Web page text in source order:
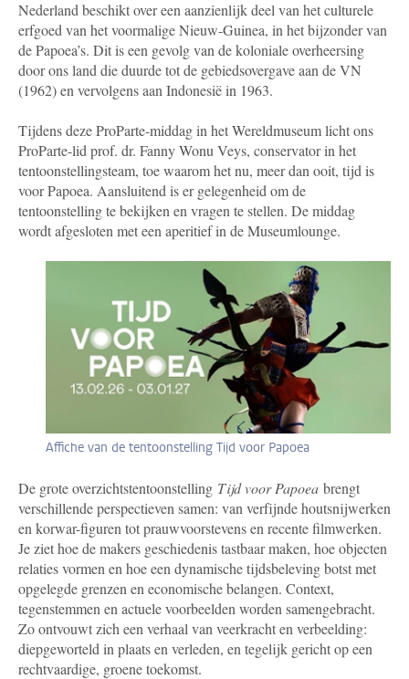
Nederland beschikt over een aanzienlijk deel van het culturele
erfgoed van het voormalige Nieuw-Guinea, in het bijzonder van
de Papoea’s. Dit is een gevolg van de koloniale overheersing
door ons land die duurde tot de gebiedsovergave aan de VN
(1962) en vervolgens aan Indonesië in 1963.
Tijdens deze ProParte-middag in het Wereldmuseum licht ons
ProParte-lid prof. dr. Fanny Wonu Veys, conservator in het
tentoonstellingsteam, toe waarom het nu, meer dan ooit, tijd is
voor Papoea. Aansluitend is er gelegenheid om de
tentoonstelling te bekijken en vragen te stellen. De middag
wordt afgesloten met een aperitief in de Museumlounge.
Affiche van de tentoonstelling Tijd voor Papoea
De grote overzichtstentoonstelling Tijd voor Papoea brengt
verschillende perspectieven samen: van verfijnde houtsnijwerken
en korwar-figuren tot prauwvoorstevens en recente filmwerken.
Je ziet hoe de makers geschiedenis tastbaar maken, hoe objecten
relaties vormen en hoe een dynamische tijdsbeleving botst met
opgelegde grenzen en economische belangen. Context,
tegenstemmen en actuele voorbeelden worden samengebracht.
Zo ontvouwt zich een verhaal van veerkracht en verbeelding:
diepgeworteld in plaats en verleden, en tegelijk gericht op een
rechtvaardige, groene toekomst.